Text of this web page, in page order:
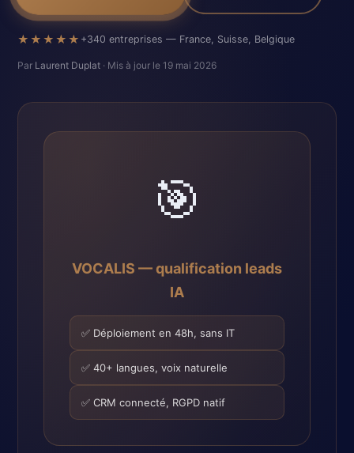
★★★★★ +340 entreprises — France, Suisse, Belgique
Par Laurent Duplat · Mis à jour le 19 mai 2026
🎯
VOCALIS — qualification leads
IA
✅ Déploiement en 48h, sans IT
✅ 40+ langues, voix naturelle
✅ CRM connecté, RGPD natif